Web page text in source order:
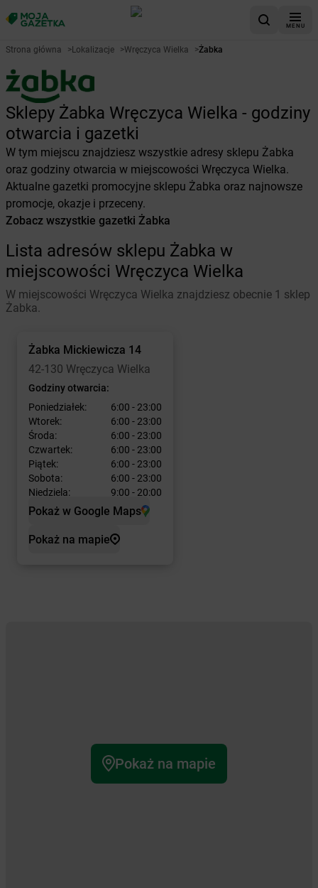
MENU
Strona główna >Lokalizacje >Wręczyca Wielka >Żabka
Sklepy Żabka Wręczyca Wielka - godziny
otwarcia i gazetki
W tym miejscu znajdziesz wszystkie adresy sklepu Żabka
oraz godziny otwarcia w miejscowości Wręczyca Wielka.
Aktualne gazetki promocyjne sklepu Żabka oraz najnowsze
promocje, okazje i przeceny.
Zobacz wszystkie gazetki Żabka
Lista adresów sklepu Żabka w
miejscowości Wręczyca Wielka
W miejscowości Wręczyca Wielka znajdziesz obecnie 1 sklep
Żabka.
Żabka Mickiewicza 14
42-130 Wręczyca Wielka
Godziny otwarcia:
Poniedziałek:
6:00 - 23:00
Wtorek:
6:00 - 23:00
Środa:
6:00 - 23:00
Czwartek:
6:00 - 23:00
Piątek:
6:00 - 23:00
Sobota:
6:00 - 23:00
Niedziela:
9:00 - 20:00
Pokaż w Google Maps
Pokaż na mapie
Pokaż na mapie